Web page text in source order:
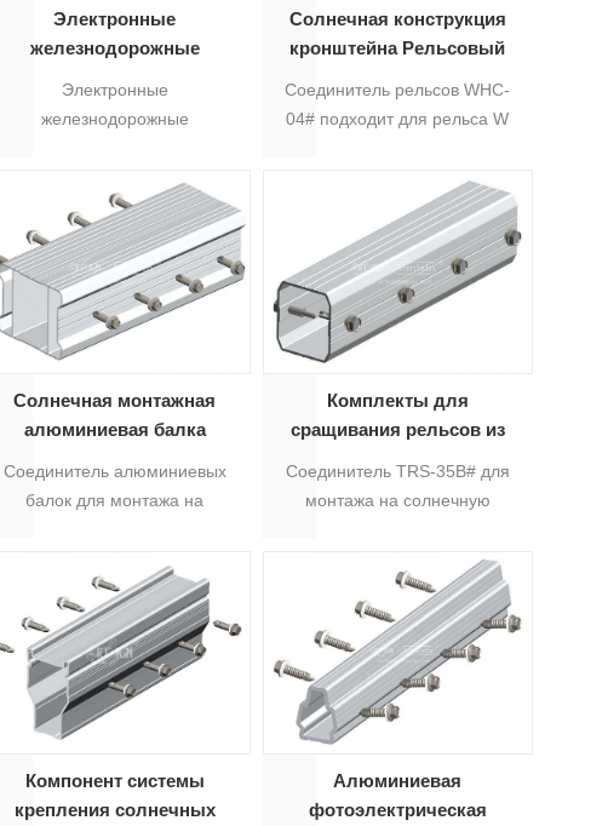
Электронные
железнодорожные
солнечных
Электронные
железнодорожные
рельса А-Р-01Ч,А-Р-01Б
Солнечная конструкция
кронштейна Рельсовый
алюминиевые монтажные
рельсовые соединения
Соединитель рельсов WHC-
04# подходит для рельса W
солнечных алюминиевых
профиля.
Солнечная монтажная
алюминиевая балка
Соединитель алюминиевых
балок для монтажа на
солнечных панелей с углом
наклона 10° , который
является соединением двух
алюминиевых балок для
солнечных батарей.5
Комплекты для
сращивания рельсов из
алюминия для монтажа на
панели солнечных батарей
Соединитель TRS-35B# для
монтажа на солнечную
удлинения профилей AS-TRS-
35B до необходимой длины.
Материал - анодированный
алюминий 6005-T5,
обеспечивающий надежное
соединение между
рельсами.5
Компонент системы
крепления солнечных
Алюминиевая
фотоэлектрическая